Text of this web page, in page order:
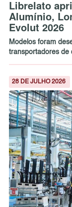
Librelato
Alumínio,
Evolut 2026
Modelos foram
transportadores de
28 DE JULHO 2026